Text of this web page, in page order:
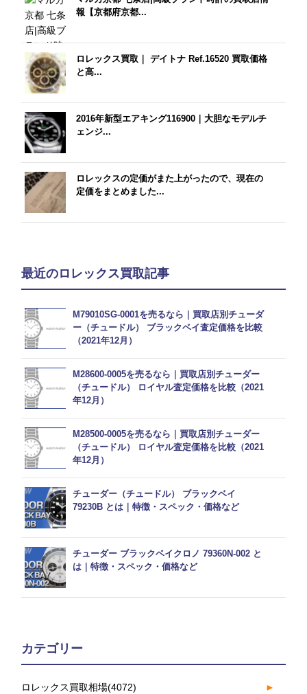
報【京都府京都...
ロレックス買取｜ デイトナ Ref.16520 買取価格
と高...
2016年新型エアキング116900｜大胆なモデルチ
ェンジ...
ロレックスの定価がまた上がったので、現在の
定価をまとめました...
最近のロレックス買取記事
M79010SG-0001を売るなら｜買取店別チューダ
ー（チュードル） ブラックベイ査定価格を比較
（2021年12月）
M28600-0005を売るなら｜買取店別チューダー
（チュードル） ロイヤル査定価格を比較（2021
年12月）
M28500-0005を売るなら｜買取店別チューダー
（チュードル） ロイヤル査定価格を比較（2021
年12月）
チューダー（チュードル） ブラックベイ
79230B とは｜特徴・スペック・価格など
チューダー ブラックベイクロノ 79360N-002 と
は｜特徴・スペック・価格など
カテゴリー
ロレックス買取相場(4072) ►